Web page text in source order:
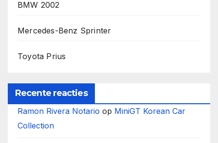
BMW 2002
Mercedes-Benz Sprinter
Toyota Prius
Recente reacties
Ramon Rivera Notario op MiniGT Korean Car
Collection